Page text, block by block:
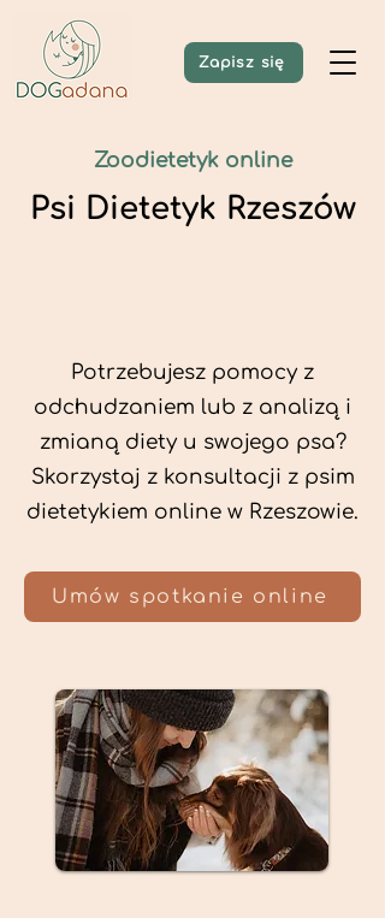
Zapisz się
Zoodietetyk online
Psi Dietetyk Rzeszów
Potrzebujesz pomocy z
odchudzaniem lub z analizą i
zmianą diety u swojego psa?
Skorzystaj z konsultacji z psim
dietetykiem online w Rzeszowie.
Umów spotkanie online